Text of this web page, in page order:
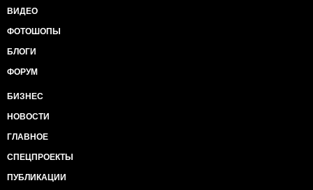
ВИДЕО
ФОТОШОПЫ
БЛОГИ
ФОРУМ
БИЗНЕС
НОВОСТИ
ГЛАВНОЕ
СПЕЦПРОЕКТЫ
ПУБЛИКАЦИИ